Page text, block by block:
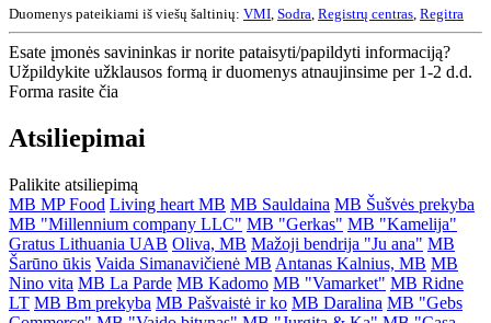
Duomenys pateikiami iš viešų šaltinių: VMI Sodra Registrų centras Regitra
Esate įmonės savininkas ir norite pataisyti/papildyti informaciją?
Užpildykite užklausos formą ir duomenys atnaujinsime per 1-2 d.d.
Forma rasite čia
Atsiliepimai
Palikite atsiliepimą
MB MP Food Living heart MB MB Sauldaina MB Šušvės prekyba
MB "Millennium company LLC" MB "Gerkas" MB "Kamelija"
Gratus Lithuania UAB Oliva, MB Mažoji bendrija "Ju ana" MB
Šarūno ūkis Vaida Simanavičienė MB Antanas Kalnius, MB MB
Nino vita MB La Parde MB Kadomo MB "Vamarket" MB Ridne
LT MB Bm prekyba MB Pašvaistė ir ko MB Daralina MB "Gebs